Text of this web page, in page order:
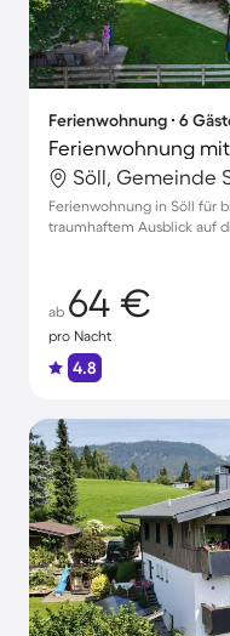
Ferienwohnung ∙ 6
Söll, Gemeinde
Ferienwohnung in Söll für
traumhaftem Ausblick auf
ab 64 €
pro Nacht
4.8